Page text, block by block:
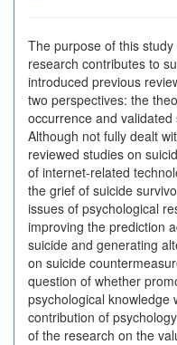
The purpose of this
research contributes to
introduced previous
two perspectives: the
occurrence and
Although not fully dealt
reviewed studies on
of internet-related
the grief of suicide
issues of psychological
improving the prediction
suicide and generating
on suicide
question of whether
psychological knowledge
contribution of
of the research on the